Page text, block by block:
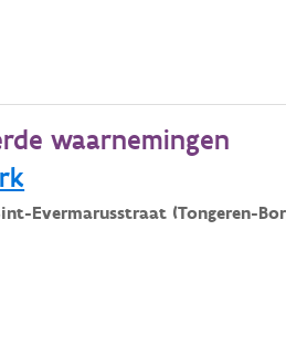
waarnemingen
Evermarusstraat (Tongeren-